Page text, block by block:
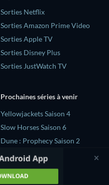
Sorties Netflix
Sorties Amazon Prime Video
Sorties Apple TV
Sorties Disney Plus
Sorties JustWatch TV
Prochaines séries à venir
Yellowjackets Saison 4
Slow Horses Saison 6
Dune : Prophecy Saison 2
The Gentlemen Saison 2
Love Is Blind: UK Saison 3